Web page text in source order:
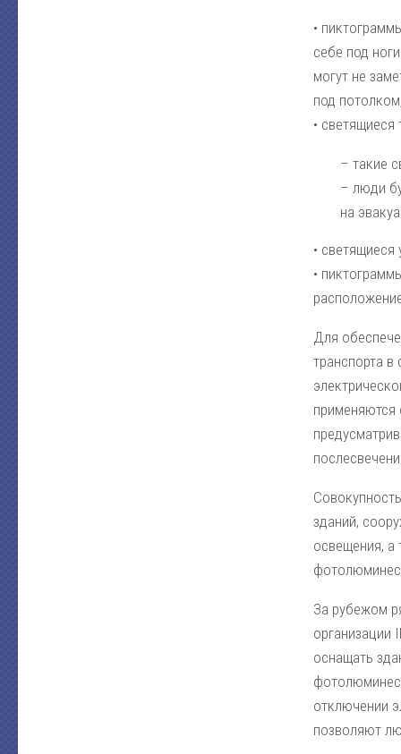
•
себе под
могут не
под
•
– такие
– люди
на
•
•
Для
транспорта
зданий,
освещения, а
За рубежом
организации
оснащать
отключении
позволяют